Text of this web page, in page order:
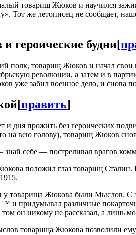
товарищ Жюков и научился
Тот же летописец не сообщает,
героические будни[
полк, товарищ Жюков и начал
революции, а затем и в
уже забил военное дело, и снова
[править]
и дня прожить без героических
на всю голову), товарищ Жюков
себе — постреливал врагов
положил глаз товарищ Сталин.
товарища Жюкова были Мыслов. С
™ и придумывал различные
том он никому не рассказал, а лишь
товарища Жюкова позволили